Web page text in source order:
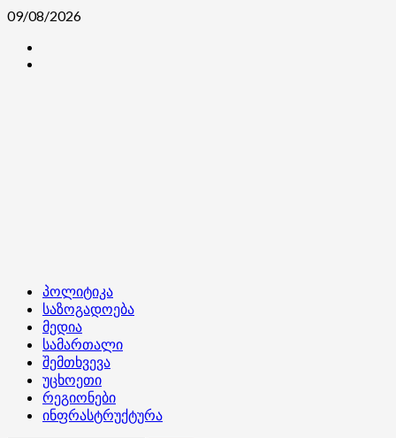
Skip
content
09/08/2026
Primary
Menu
პოლიტიკა
საზოგადოება
მედია
სამართალი
შემთხვევა
უცხოეთი
რეგიონები
ინფრასტრუქტურა